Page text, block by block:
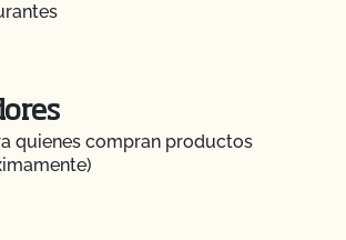
quienes compran productos
sin OMG?
"Organic is Non-GMO & More" de
dinero?
frecuencia actualizo mi Plan de